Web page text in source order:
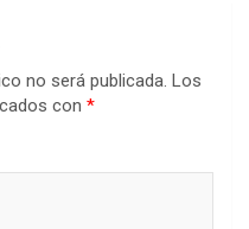
no será publicada. Los
con *